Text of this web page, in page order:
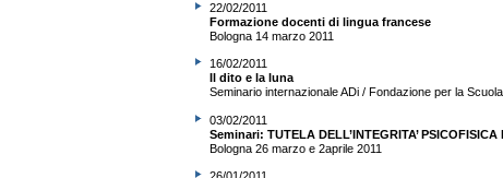
22/02/2011
Formazione docenti di lingua francese
Bologna 14 marzo 2011
16/02/2011
Il dito e la luna
Seminario internazionale ADi / Fondazione per la
03/02/2011
Seminari: TUTELA DELL’INTEGRITA’
Bologna 26 marzo e 2aprile 2011